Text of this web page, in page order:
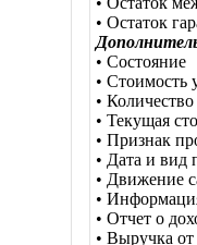
• Остаток
• Состояние
• Стоимость
•
• Текущая
• Признак
• Дата и вид
• Движение
•
• Отчет о
• Выручка